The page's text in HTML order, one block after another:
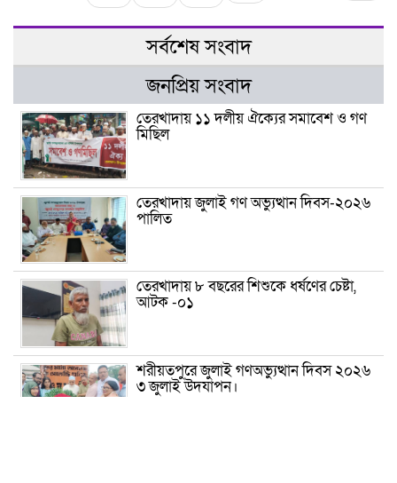
সর্বশেষ সংবাদ
জনপ্রিয় সংবাদ
তেরখাদায় ১১ দলীয় ঐক্যের সমাবেশ ও গণ
মিছিল
তেরখাদায় জুলাই গণ অভ্যুত্থান দিবস-২০২৬
পালিত
তেরখাদায় ৮ বছরের শিশুকে ধর্ষণের চেষ্টা,
আটক -০১
শরীয়তপুরে জুলাই গণঅভ্যুত্থান দিবস ২০২৬
৩ জুলাই উদযাপন।